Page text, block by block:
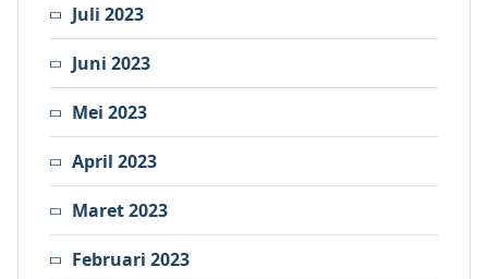
Juli 2023
Juni 2023
Mei 2023
April 2023
Maret 2023
Februari 2023